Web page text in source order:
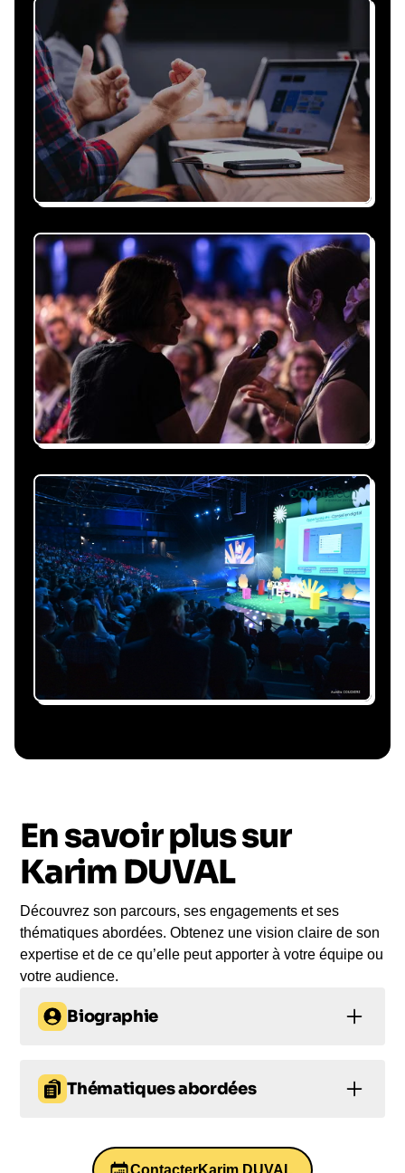
Recevez une proposition
sous 24h
Expliquez-nous vos besoins, on vous répond
sous 24h avec une proposition
personnalisée, claire et adaptée à votre
événement et à vos contraintes.
Nous nous occupons de
tout
Gestion du planning, échanges avec le
conférencier, coordination logistique : vous
êtes accompagné à chaque étape, sans perte
de temps ni complication.
Le conférencier vient à
Le jour de la conférence, l’intervenant se
rend sur votre évènement pour une prise de
parole impactante, engageante et sur-mesure
En savoir plus sur
Karim DUVAL
Découvrez son parcours, ses engagements et ses
thématiques abordées. Obtenez une vision claire de son
expertise et de ce qu’elle peut apporter à votre équipe ou
votre audience.
Biographie
ingénieur reconverti
, dont les spectacles
explorent avec finesse et humour les paradoxes du
, en passant par les mutations de la
culture d’entreprise.
Thématiques abordées
proposées :
ContacterKarim DUVAL